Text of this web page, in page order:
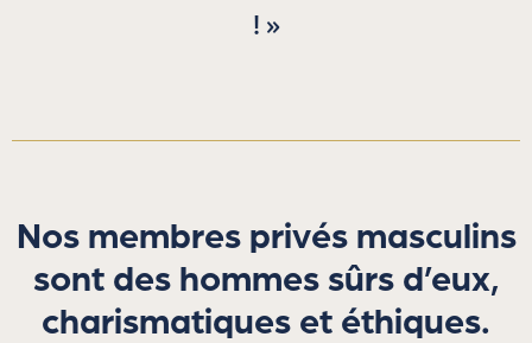
! »
Nos membres privés masculins
sont des hommes sûrs d’eux,
charismatiques et éthiques.